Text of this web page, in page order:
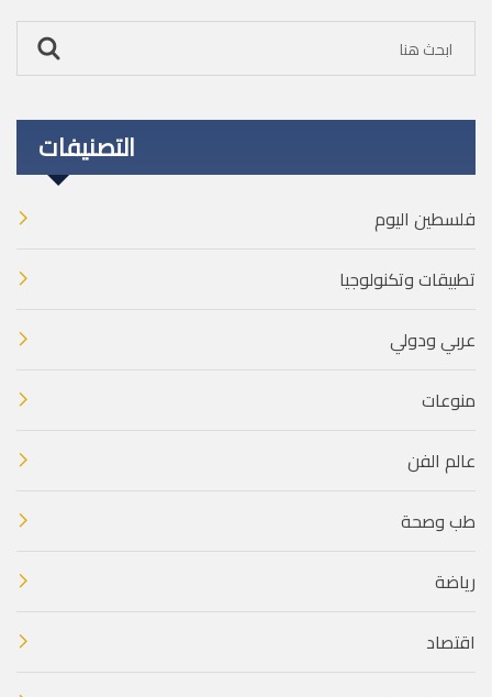
التصنيفات
فلسطين اليوم
تطبيقات وتكنولوجيا
عربي ودولي
منوعات
عالم الفن
طب وصحة
رياضة
اقتصاد